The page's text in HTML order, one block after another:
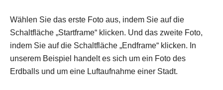
Wählen Sie das erste Foto aus, indem Sie auf die
Schaltfläche „Startframe“ klicken. Und das zweite Foto,
indem Sie auf die Schaltfläche „Endframe“ klicken. In
unserem Beispiel handelt es sich um ein Foto des
Erdballs und um eine Luftaufnahme einer Stadt.